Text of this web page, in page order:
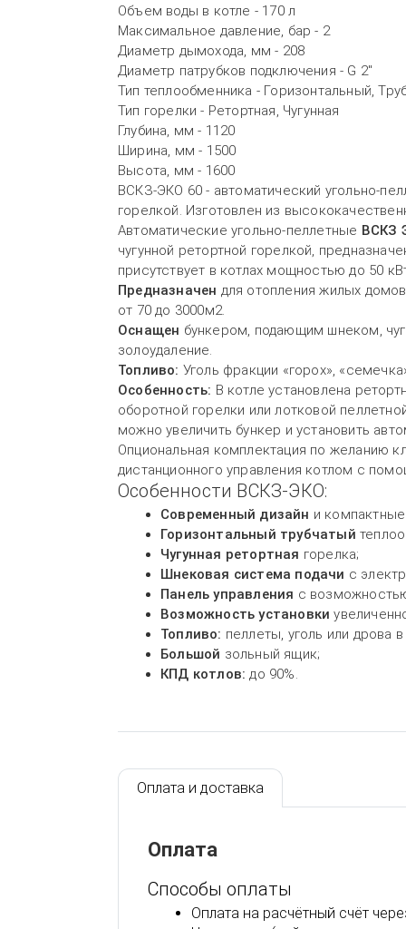
Объем воды в котле - 170 л
Максимальное давление, бар - 2
Диаметр дымохода, мм - 208
Диаметр патрубков подключения - G 2"
Тип теплообменника - Горизонтальный,
Тип горелки - Ретортная, Чугунная
Глубина, мм - 1120
Ширина, мм - 1500
Высота, мм - 1600
ВСКЗ-ЭКО 60 - автоматический угольно-
горелкой. Изготовлен из
Автоматические угольно-пеллетные ВСКЗ
чугунной ретортной горелкой,
присутствует в котлах мощностью до 50
Предназначен для отопления жилых
от 70 до 3000м2.
Оснащен бункером, подающим шнеком,
золоудаление.
Топливо: Уголь фракции «горох»,
Особенность: В котле установлена
оборотной горелки или лотковой
можно увеличить бункер и установить
Опциональная комплектация по желанию
дистанционного управления котлом с
Особенности ВСКЗ-ЭКО:
Современный дизайн и
Горизонтальный трубчатый
Чугунная ретортная горелка;
Шнековая система подачи с
Панель управления с
Возможность установки
Топливо: пеллеты, уголь или дрова
Большой зольный ящик;
КПД котлов: до 90%.
Оплата и доставка
Оплата
Способы оплаты
Оплата на расчётный счёт